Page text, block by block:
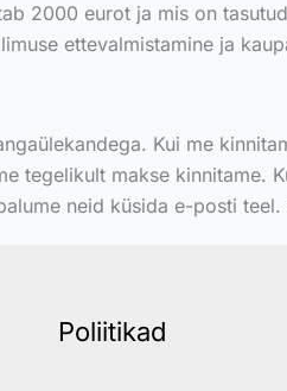
2000 eurot ja mis on
ettevalmistamine ja
Kui me
tegelikult makse
neid küsida e-posti
Poliitikad